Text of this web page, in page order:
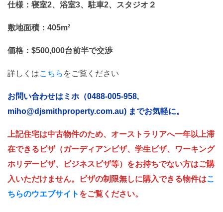
仕様：寝室2、浴室3、駐車2、スタジオ２
敷地面積：405m²
価格：$500,000台前半で交渉
詳しくはこちら をご覧ください
お問い合わせはミホ（0488-005-958,
miho@djsmithproperty.com.au) までお気軽に。
上記住宅は中古物件のため、オーストラリアへ一年以上滞
在できるビザ（ガーディアンビザ、学生ビザ、ワーキング
ホリデービザ、ビジネスビザ等）をお持ちでない方はご購
入いただけません。ビザの制限無しに購入できる物件はこ
ちらのウエブサイト をご覧ください。